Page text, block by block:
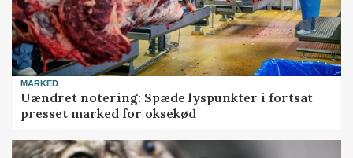
MARKED
Uændret notering: Spæde lyspunkter i fortsat
presset marked for oksekød